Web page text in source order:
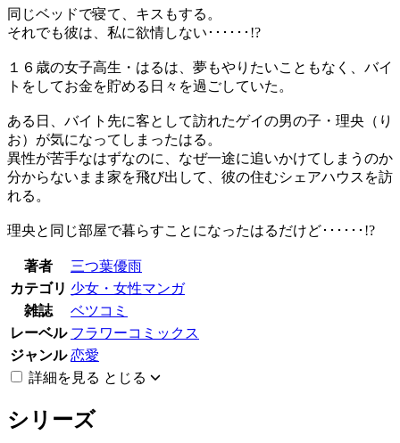
同じベッドで寝て、キスもする。
それでも彼は、私に欲情しない･･････!?
１６歳の女子高生・はるは、夢もやりたいこともなく、バイ
トをしてお金を貯める日々を過ごしていた。
ある日、バイト先に客として訪れたゲイの男の子・理央（り
お）が気になってしまったはる。
異性が苦手なはずなのに、なぜ一途に追いかけてしまうのか
分からないまま家を飛び出して、彼の住むシェアハウスを訪
れる。
理央と同じ部屋で暮らすことになったはるだけど･･････!?
著者
三つ葉優雨
カテゴリ 少女・女性マンガ
雑誌
ベツコミ
レーベル フラワーコミックス
ジャンル 恋愛
詳細を見る とじる
シリーズ